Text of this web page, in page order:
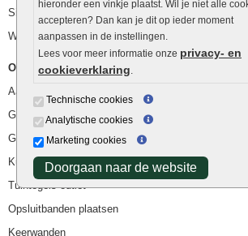
hieronder een vinkje plaatst. Wil je niet alle
accepteren? Dan kan je dit op ieder moment
aanpassen in de instellingen.
Lees voor meer informatie onze privacy- en
cookieverklaring.
Technische cookies
Analytische cookies
Marketing cookies
Doorgaan naar de website
Siergrind en siersplit
Waterafvoer
Overig
Aanbiedingen
Goedkope bestrating
Goedkope tuintegels
Kunstgras
Tuintegels outlet
Opsluitbanden plaatsen
Keerwanden